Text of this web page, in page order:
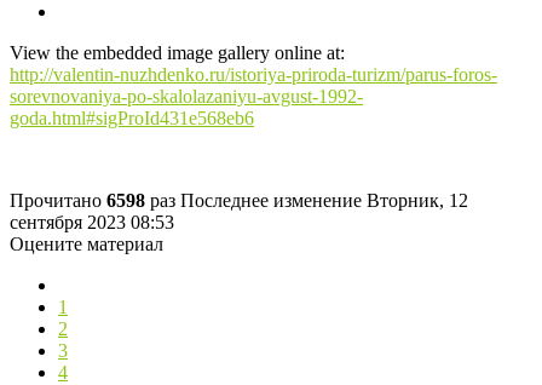
View the embedded image gallery online at:
http://valentin-nuzhdenko.ru/istoriya-priroda-turizm/parus-foros-
sorevnovaniya-po-skalolazaniyu-avgust-1992-
goda.html#sigProId431e568eb6
Прочитано 6598 раз Последнее изменение Вторник, 12
сентября 2023 08:53
Оцените материал
1
2
3
4